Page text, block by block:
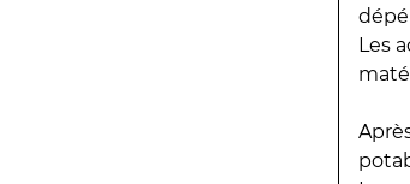
Les